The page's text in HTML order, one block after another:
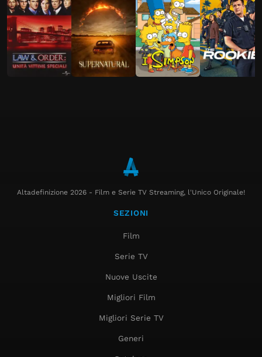
Altadefinizione 2026 - Film e Serie TV Streaming, l'Unico Originale!
SEZIONI
Film
Serie TV
Nuove Uscite
Migliori Film
Migliori Serie TV
Generi